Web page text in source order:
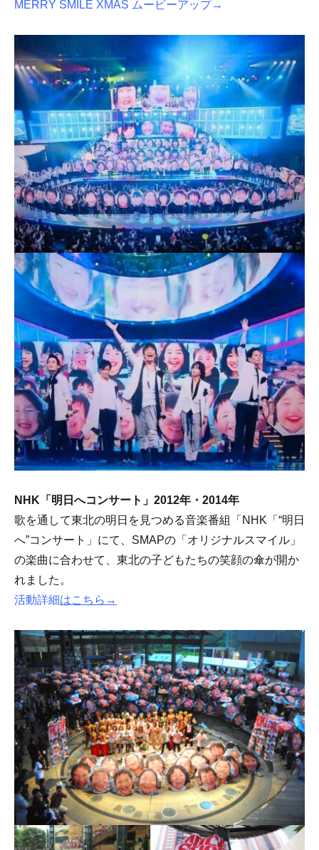
MERRY SMILE XMAS ムービーアップ→
NHK「明日へコンサート」2012年・2014年
歌を通して東北の明日を見つめる音楽番組「NHK「“明日
へ”コンサート」にて、SMAPの「オリジナルスマイル」
の楽曲に合わせて、東北の子どもたちの笑顔の傘が開か
れました。
活動詳細はこちら→